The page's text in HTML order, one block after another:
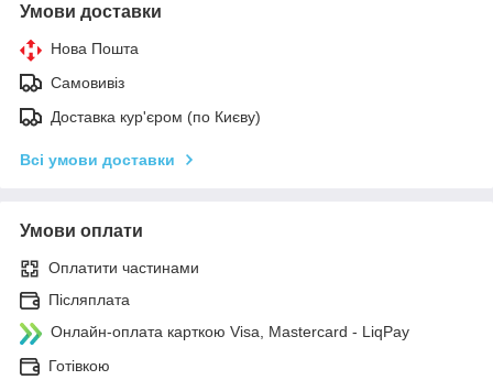
Умови доставки
Нова Пошта
Самовивіз
Доставка кур'єром (по Києву)
Всі умови доставки
Умови оплати
Оплатити частинами
Післяплата
Онлайн-оплата карткою Visa, Mastercard - LiqPay
Готівкою